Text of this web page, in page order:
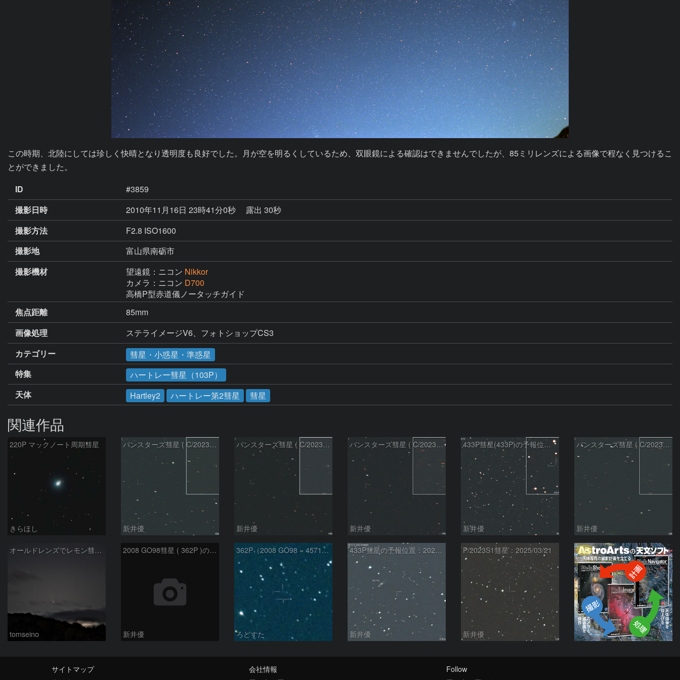
この時期、北陸にしては珍しく快晴となり透明度も良好でした。月が空を明るくしているため、双眼鏡による確認はできませんでしたが、85ミリレンズによる画像で程なく見つけるこ
とができました。
ID
#3859
撮影日時
2010年11月16日 23時41分0秒
露出 30秒
撮影方法
F2.8 ISO1600
撮影地
富山県南砺市
撮影機材
望遠鏡：ニコン Nikkor
カメラ：ニコン D700
高橋P型赤道儀ノータッチガイド
焦点距離
85mm
画像処理
ステライメージV6、フォトショップCS3
カテゴリー
彗星・小惑星・準惑星
特集
ハートレー彗星（103P）
天体
Hartley2 ハートレー第2彗星 彗星
関連作品
220P マックノート周期彗星
きらほし
パンスターズ彗星 ( C/2023R1 )：2026/07/09
新井優
パンスターズ彗星 ( C/2023R1 ) ：2026/07/08
新井優
パンスターズ彗星 ( C/2023R1 ) ：2026/05/20
新井優
433P彗星(433P)の予報位置：2026/05/30
新井優
パンスターズ彗星 ( C/2023R1 ) ：2026/05/30
新井優
オールドレンズでレモン彗星11/9
tomseino
2008 GO98彗星 ( 362P )の予報位置：2025/09/25
新井優
362P（2008 GO98 = 457175）
ろどすた
433P彗星の予報位置：2025/05/04
新井優
P/2023S1彗星：2025/03/21
新井優
PR
サイトマップ
会社情報
Follow